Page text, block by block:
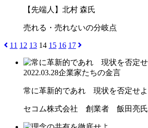
【先端人】北村 森氏
売れる・売れないの分岐点
11 12 13 14 15 16 17
2022.03.28企業家たちの金言
常に革新的であれ 現状を否定せよ
セコム株式会社 創業者 飯田亮氏